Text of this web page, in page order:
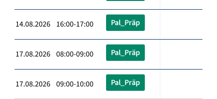
14.08.2026 16:00-17:00 Pal_Präp
17.08.2026 08:00-09:00 Pal_Präp
17.08.2026 09:00-10:00 Pal_Präp